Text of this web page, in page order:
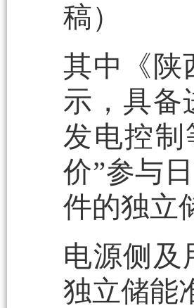
稿）
其中《陕
示，具备
发电控
价”参与
件的独立
电源侧及
独立储能